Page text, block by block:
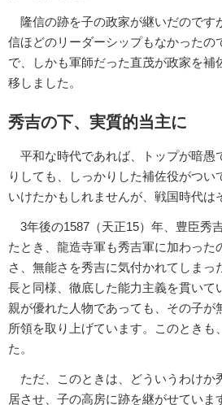
隆信の跡を子の政家が継いだのです
信ほどのリーダーシップもなかったの
で、しかも軍師だった直茂が政家を補
移しました。
秀吉の下、実質的当主に
平和な時代であれば、トップが暗愚
りしても、しっかりした補佐役がつい
いけたかもしれませんが、戦国時代は
3年後の1587（天正15）年、豊臣秀
たとき、龍造寺軍も秀吉軍に加わった
さ、無能さを秀吉に気付かれてしまっ
長と同様、徹底した能力主義を貫いて
親が優れた人物であっても、その子が
所領を取り上げています。このときも
た。
ただ、このときは、どういうわけか
居させ、子の高房に跡を継がせていま